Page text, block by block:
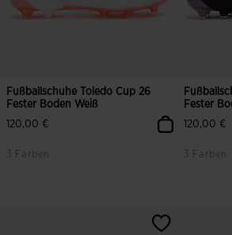
Fußballschuhe Toledo Cup 26
Fester Boden Weiß
120,00 €
3 Farben
3,3 von 5 Kundenbewertungen
Fester
120,00 €
3 Farben